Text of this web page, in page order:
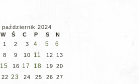
październik 2024
W Ś C P S
N
1
2 3 4 5 6
8 9 10 11 12
13
15 16 17 18 19 20
22 23 24 25 26 27